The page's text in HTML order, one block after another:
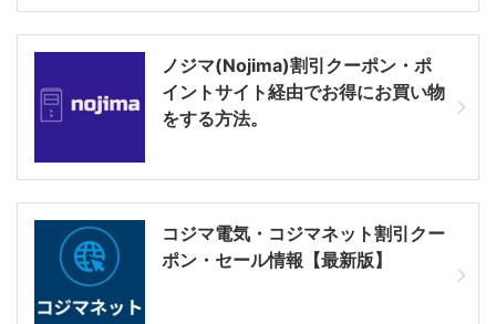
ノジマ(Nojima)割引クーポン・ポ
イントサイト経由でお得にお買い物
をする方法。
コジマ電気・コジマネット割引クー
ポン・セール情報【最新版】